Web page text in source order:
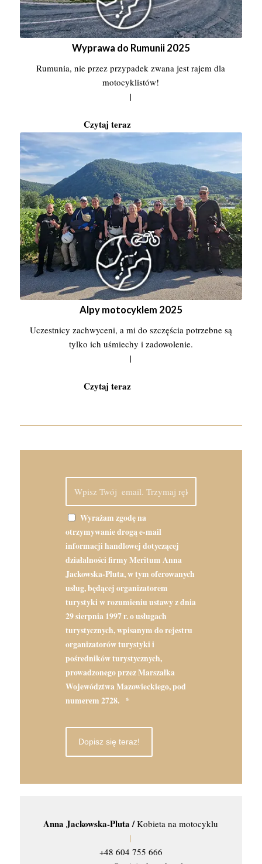
Wyprawa do Rumunii 2025
Rumunia, nie przez przypadek zwana jest rajem dla
motocyklistów!
|
Alpy motocyklem 2025
Uczestnicy zachwyceni, a mi do szczęścia potrzebne są
tylko ich uśmiechy i zadowolenie.
|
Wyrażam zgodę na
otrzymywanie drogą e-mail
informacji handlowej dotyczącej
działalności firmy Meritum Anna
Jackowska-Pluta, w tym oferowanych
usług, będącej organizatorem
turystyki w rozumieniu ustawy z dnia
29 sierpnia 1997 r. o usługach
turystycznych, wpisanym do rejestru
organizatorów turystyki i
pośredników turystycznych,
prowadzonego przez Marszałka
Województwa Mazowieckiego, pod
numerem 2728. *
Anna Jackowska-Pluta /Kobieta na motocyklu
|
+48 604 755 666